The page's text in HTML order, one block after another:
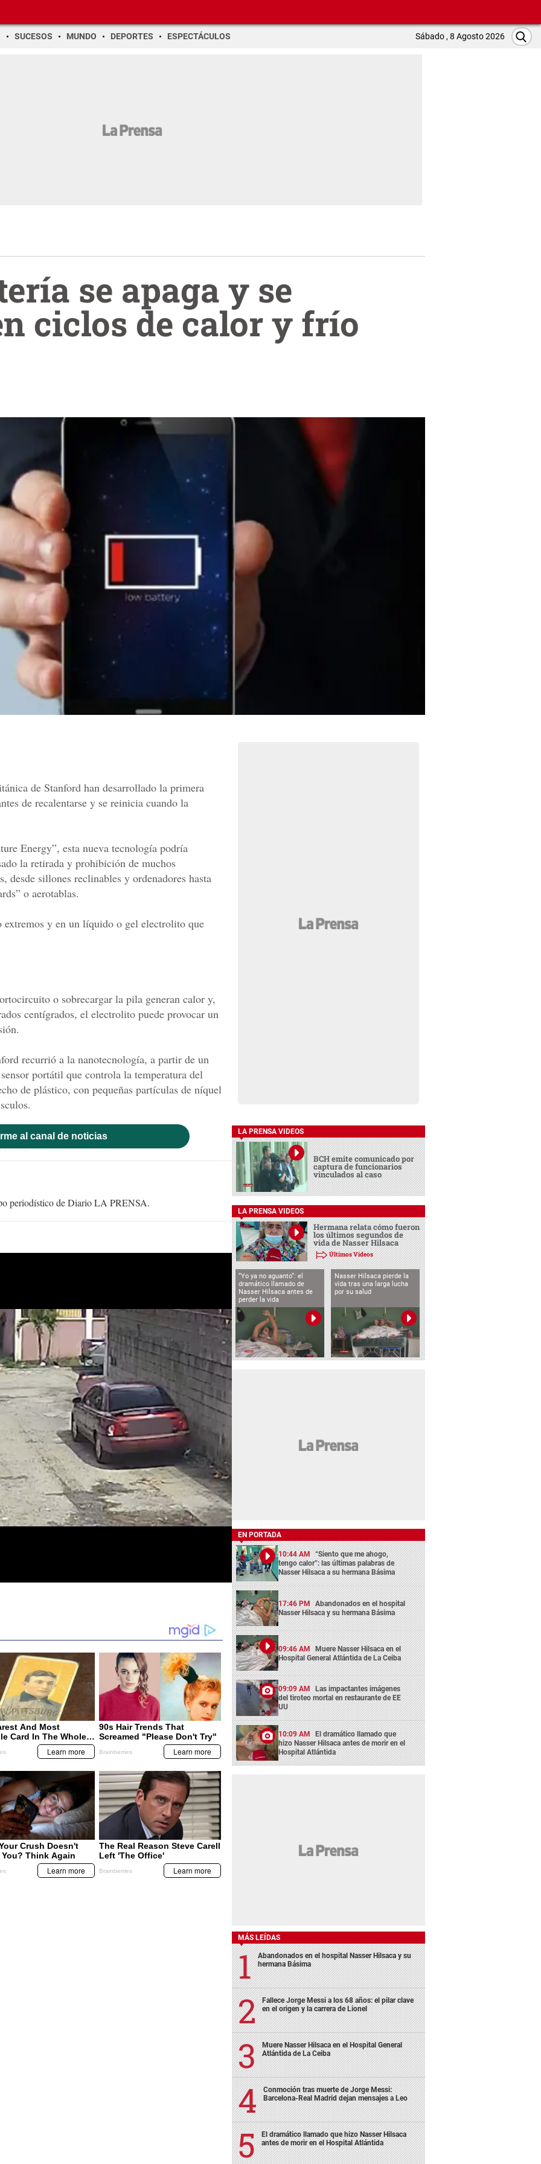
SUCESOS MUNDO DEPORTES ESPECTÁCULOS Sábado , 8 Agosto 2026
se apaga y se
ciclos de calor y frío
de Stanford han desarrollado la primera
de recalentarse y se reinicia cuando la
Energy”, esta nueva tecnología podría
la retirada y prohibición de muchos
desde sillones reclinables y ordenadores hasta
o aerotablas.
extremos y en un líquido o gel electrolito que
o sobrecargar la pila generan calor y,
centígrados, el electrolito puede provocar un
recurrió a la nanotecnología, a partir de un
portátil que controla la temperatura del
de plástico, con pequeñas partículas de níquel
al canal de noticias
periodístico de Diario LA PRENSA.
LA PRENSA VIDEOS
BCH emite comunicado por
captura de funcionarios
vinculados al caso
LA PRENSA VIDEOS
Hermana relata cómo fueron
los últimos segundos de
vida de Nasser Hilsaca
Últimos Videos
“Yo ya no aguanto”: el
dramático llamado de
Nasser Hilsaca antes de
perder la vida
Nasser Hilsaca pierde la
vida tras una larga lucha
por su salud
EN PORTADA
10:44 AM “Siento que me ahogo,
tengo calor”: las últimas palabras de
Nasser Hilsaca a su hermana Básima
17:46 PM Abandonados en el hospital
Nasser Hilsaca y su hermana Básima
09:46 AM Muere Nasser Hilsaca en el
Hospital General Atlántida de La Ceiba
09:09 AM Las impactantes imágenes
del tiroteo mortal en restaurante de EE
UU
10:09 AM El dramático llamado que
hizo Nasser Hilsaca antes de morir en el
Hospital Atlántida
MÁS LEÍDAS
Abandonados en el hospital Nasser Hilsaca y su
hermana Básima
Fallece Jorge Messi a los 68 años: el pilar clave
en el origen y la carrera de Lionel
Muere Nasser Hilsaca en el Hospital General
Atlántida de La Ceiba
Conmoción tras muerte de Jorge Messi:
Barcelona-Real Madrid dejan mensajes a Leo
El dramático llamado que hizo Nasser Hilsaca
antes de morir en el Hospital Atlántida